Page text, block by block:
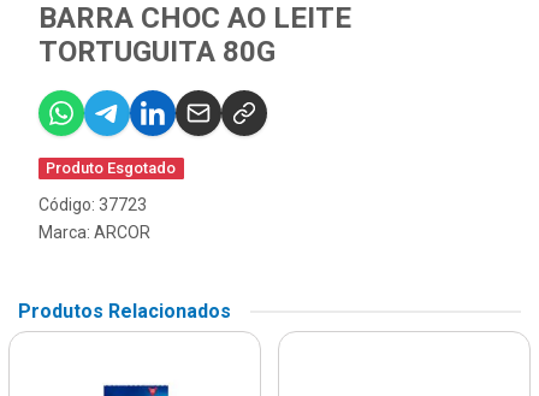
BARRA CHOC AO LEITE
TORTUGUITA 80G
Produto Esgotado
Código: 37723
Marca: ARCOR
Produtos Relacionados